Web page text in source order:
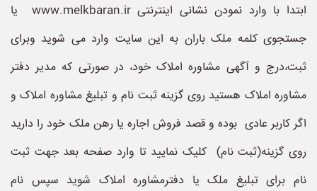
ابتدا با وارد نمودن نشانی اینترنتی www.melkbaran.ir یا
جستجوی کلمه ملک باران به این سایت وارد می شوید وبرای
ثبت،درج و آگهی مشاوره املاک خود، در صورتی که مدیر دفتر
مشاوره املاک هستید روی گزینه ثبت نام و تبلیغ مشاوره املاک و
اگر کاربر عادی بوده و قصد فروش اجاره یا رهن ملک خود را دارید
روی گزینه(ثبت نام) کلیک نمایید تا وارد صفحه بعد جهت ثبت
نام برای تبلیغ ملک یا دفترمشاوره املاک شوید سپس نام